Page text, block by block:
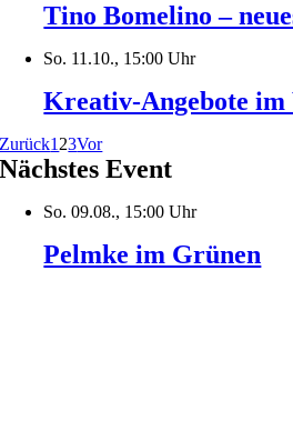
Tino Bomelino –
So. 11.10., 15:00 Uhr
Kreativ-Angebote
Zurück1 23Vor
Nächstes Event
So. 09.08., 15:00 Uhr
Pelmke im Grünen